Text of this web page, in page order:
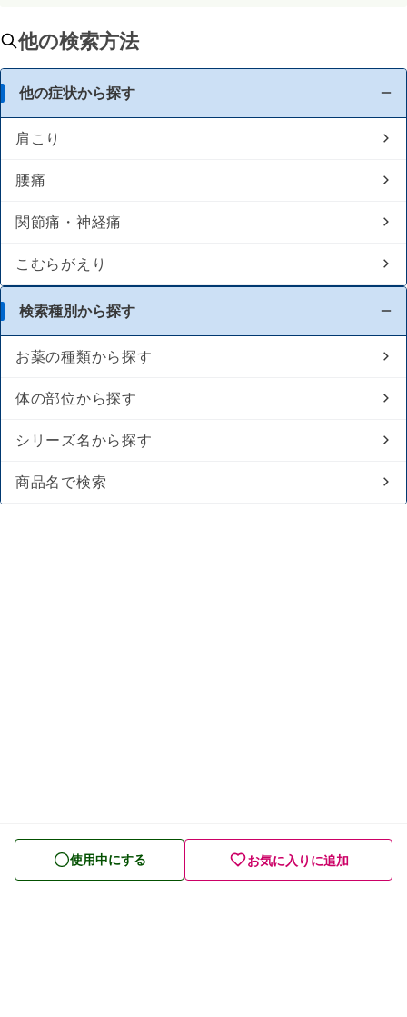
他の検索方法
他の症状から探す
肩こり
腰痛
関節痛・神経痛
こむらがえり
検索種別から探す
お薬の種類から探す
体の部位から探す
シリーズ名から探す
商品名で検索
使用中にする お気に入りに追加